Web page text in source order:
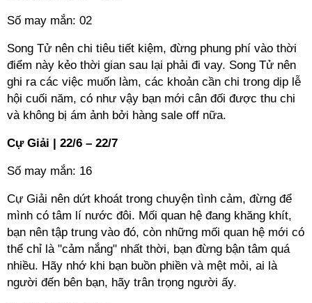
Số may mắn: 02
Song Tử nên chi tiêu tiết kiệm, đừng phung phí vào thời
điểm này kẻo thời gian sau lại phải đi vay. Song Tử nên
ghi ra các việc muốn làm, các khoản cần chi trong dịp lễ
hội cuối năm, có như vậy bạn mới cân đối được thu chi
và không bị ám ảnh bởi hàng sale off nữa.
Cự Giải | 22/6 – 22/7
Số may mắn: 16
Cự Giải nên dứt khoát trong chuyện tình cảm, đừng để
mình có tâm lí nước đôi. Mối quan hệ đang khăng khít,
bạn nên tập trung vào đó, còn những mối quan hệ mới có
thể chỉ là "cảm nắng" nhất thời, bạn đừng bận tâm quá
nhiều. Hãy nhớ khi bạn buồn phiền và mệt mỏi, ai là
người đến bên bạn, hãy trân trọng người ấy.